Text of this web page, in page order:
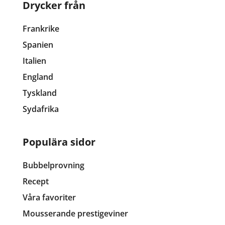
Drycker från
Frankrike
Spanien
Italien
England
Tyskland
Sydafrika
Populära sidor
Bubbelprovning
Recept
Våra favoriter
Mousserande prestigeviner